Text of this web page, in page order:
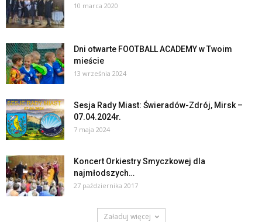
10 marca 2020
Dni otwarte FOOTBALL ACADEMY w Twoim
mieście
13 września 2024
Sesja Rady Miast: Świeradów-Zdrój, Mirsk –
07.04.2024r.
7 maja 2024
Koncert Orkiestry Smyczkowej dla
najmłodszych…
27 października 2017
Załaduj więcej